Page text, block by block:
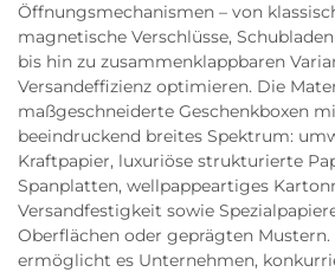
Öffnungsmechanismen – von
magnetische Verschlüsse,
bis hin zu zusammenklappbaren
Versandeffizienz optimieren. Die
maßgeschneiderte Geschenkboxen
beeindruckend breites Spektrum:
Kraftpapier, luxuriöse strukturierte
Spanplatten, wellpappeartiges
Versandfestigkeit sowie
Oberflächen oder geprägten
ermöglicht es Unternehmen,